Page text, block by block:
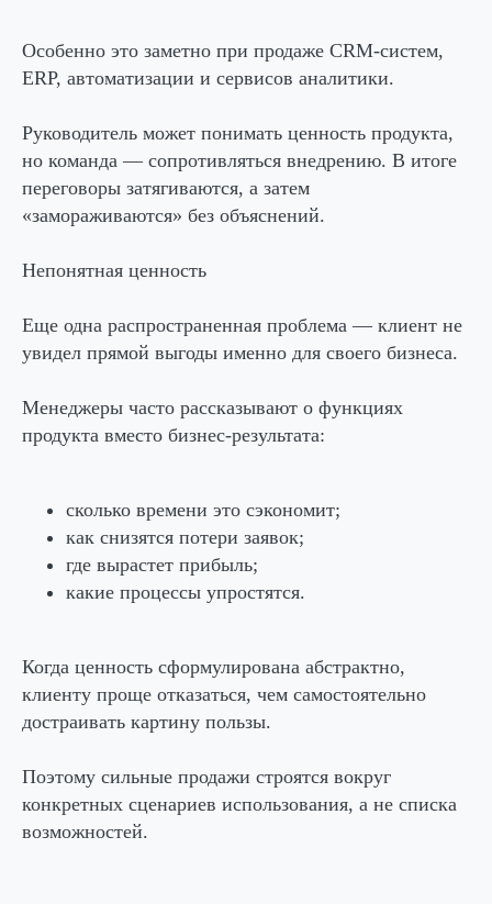
Особенно это заметно при продаже CRM-систем,
ERP, автоматизации и сервисов аналитики.
Руководитель может понимать ценность продукта,
но команда — сопротивляться внедрению. В итоге
переговоры затягиваются, а затем
«замораживаются» без объяснений.
Непонятная ценность
Еще одна распространенная проблема — клиент не
увидел прямой выгоды именно для своего бизнеса.
Менеджеры часто рассказывают о функциях
продукта вместо бизнес-результата:
сколько времени это сэкономит;
как снизятся потери заявок;
где вырастет прибыль;
какие процессы упростятся.
Когда ценность сформулирована абстрактно,
клиенту проще отказаться, чем самостоятельно
достраивать картину пользы.
Поэтому сильные продажи строятся вокруг
конкретных сценариев использования, а не списка
возможностей.